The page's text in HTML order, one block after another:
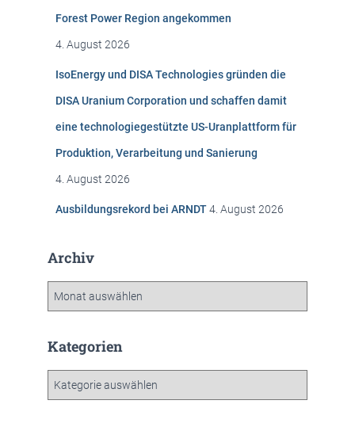
Forest Power Region angekommen
4. August 2026
IsoEnergy und DISA Technologies gründen die
DISA Uranium Corporation und schaffen damit
eine technologiegestützte US-Uranplattform für
Produktion, Verarbeitung und Sanierung
4. August 2026
Ausbildungsrekord bei ARNDT4. August 2026
Archiv
h
Kategorien